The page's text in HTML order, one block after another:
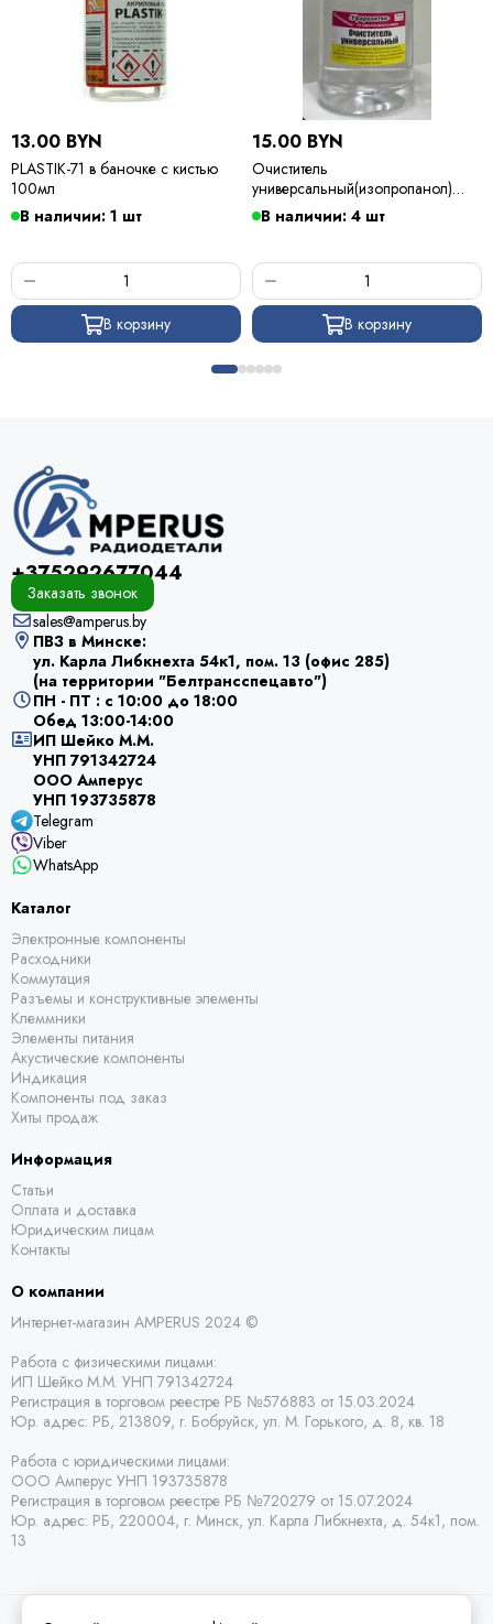
13.00 BYN
PLASTIK-71 в баночке с кистью
100мл
В наличии: 1 шт
В корзину
15.00 BYN
Очиститель
универсальный(изопропанол)
500мл
В наличии: 4 шт
В корзину
+375292677044
Заказать звонок
sales@amperus.by
ПВЗ в Минске:
ул. Карла Либкнехта 54к1, пом. 13 (офис 285)
(на территории "Белтрансспецавто")
ПН - ПТ : с 10:00 до 18:00
Обед 13:00-14:00
ИП Шейко М.М.
УНП 791342724
ООО Амперус
УНП 193735878
Telegram
Viber
WhatsApp
Каталог
Электронные компоненты
Расходники
Коммутация
Разъемы и конструктивные элементы
Клеммники
Элементы питания
Акустические компоненты
Индикация
Компоненты под заказ
Хиты продаж
Информация
Статьи
Оплата и доставка
Юридическим лицам
Контакты
О компании
Интернет-магазин AMPERUS 2024 ©
Работа с физическими лицами:
ИП Шейко М.М. УНП 791342724
Регистрация в торговом реестре РБ №576883 от 15.03.2024
Юр. адрес: РБ, 213809, г. Бобруйск, ул. М. Горького, д. 8, кв. 18
Работа с юридическими лицами:
ООО Амперус УНП 193735878
Регистрация в торговом реестре РБ №720279 от 15.07.2024
Юр. адрес: РБ, 220004, г. Минск, ул. Карла Либкнехта, д. 54к1, пом.
13